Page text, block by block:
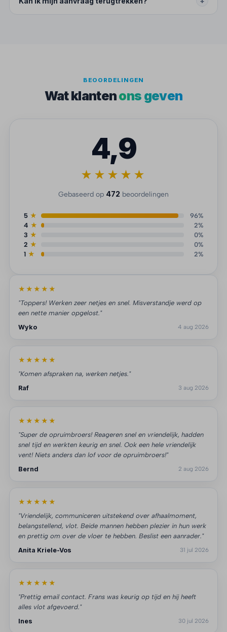
BEOORDELINGEN
Wat klantenons geven
4,9
★★★★★
Gebaseerd op 472 beoordelingen
5 ★
96%
4 ★
2%
3 ★
0%
2 ★
0%
1 ★ 2%
★★★★★
"Toppers! Werken zeer netjes en snel. Misverstandje werd op
een nette manier opgelost."
Wyko
4 aug 2026
★★★★★
"Komen afspraken na, werken netjes."
Raf
3 aug 2026
★★★★★
"Super de opruimbroers! Reageren snel en vriendelijk, hadden
snel tijd en werkten keurig en snel. Ook een hele vriendelijk
vent! Niets anders dan lof voor de opruimbroers!"
Bernd
2 aug 2026
★★★★★
"Vriendelijk, communiceren uitstekend over afhaalmoment,
belangstellend, vlot. Beide mannen hebben plezier in hun werk
en prettig om over de vloer te hebben. Beslist een aanrader."
Anita Kriele-Vos
31 jul 2026
★★★★★
"Prettig email contact. Frans was keurig op tijd en hij heeft
alles vlot afgevoerd."
Ines
30 jul 2026